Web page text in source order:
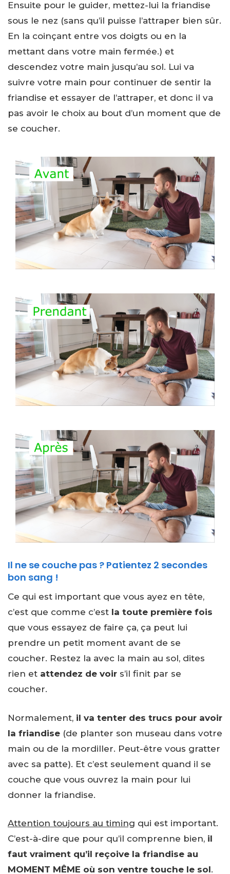
Ensuite pour le guider, mettez-lui la friandise
sous le nez (sans qu’il puisse l’attraper bien sûr.
En la coinçant entre vos doigts ou en la
mettant dans votre main fermée.) et
descendez votre main jusqu’au sol. Lui va
suivre votre main pour continuer de sentir la
friandise et essayer de l’attraper, et donc il va
pas avoir le choix au bout d’un moment que de
se coucher.
Il ne se couche pas ? Patientez 2 secondes
bon sang !
Ce qui est important que vous ayez en tête,
c’est que comme c’est la toute première fois
que vous essayez de faire ça, ça peut lui
prendre un petit moment avant de se
coucher. Restez la avec la main au sol, dites
rien et attendez de voir s’il finit par se
coucher.
Normalement, il va tenter des trucs pour avoir
la friandise (de planter son museau dans votre
main ou de la mordiller. Peut-être vous gratter
avec sa patte). Et c’est seulement quand il se
couche que vous ouvrez la main pour lui
donner la friandise.
Attention toujours au timing qui est important.
C’est-à-dire que pour qu’il comprenne bien, il
faut vraiment qu’il reçoive la friandise au
MOMENT MÊME où son ventre touche le sol.